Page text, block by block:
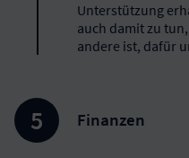
Unterstützung
auch damit zu
andere ist, dafür
Finanzen